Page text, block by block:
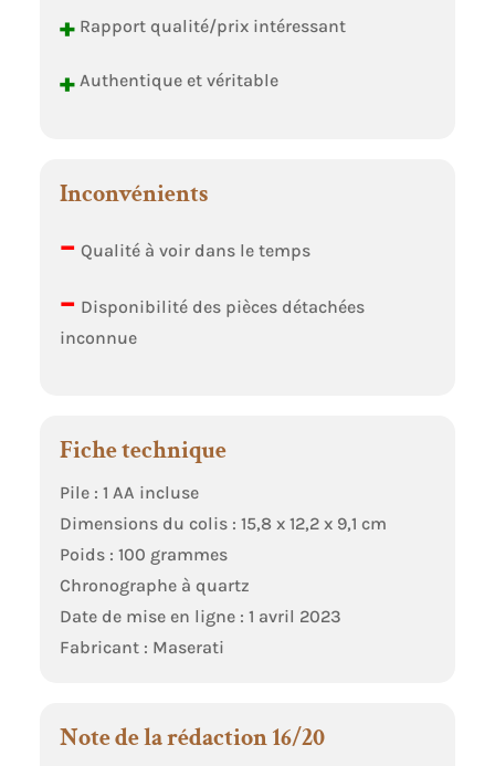
+Rapport qualité/prix intéressant
+Authentique et véritable
Inconvénients
– Qualité à voir dans le temps
– Disponibilité des pièces détachées
inconnue
Fiche technique
Pile : 1 AA incluse
Dimensions du colis : 15,8 x 12,2 x 9,1 cm
Poids : 100 grammes
Chronographe à quartz
Date de mise en ligne : 1 avril 2023
Fabricant : Maserati
Note de la rédaction 16/20